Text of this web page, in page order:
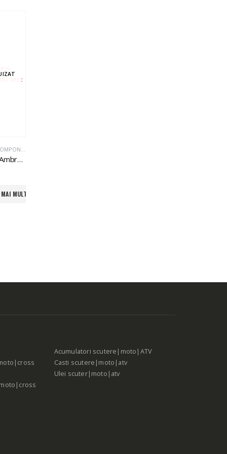
AMBREIAJ SI COMPONENTE
Ferodouri Ambreiaj Scuter China Gy6 Ø105 49cc 4T
MULT
Acumulatori scutere|moto|ATV
Casti scutere|moto|atv
Ulei scuter|moto|atv